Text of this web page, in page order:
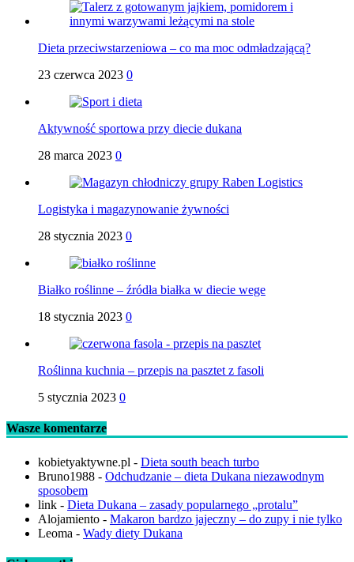
Dieta przeciwstarzeniowa – co ma moc odmładzającą?
23 czerwca 2023 0
Aktywność sportowa przy diecie dukana
28 marca 2023 0
Logistyka i magazynowanie żywności
28 stycznia 2023 0
Białko roślinne – źródła białka w diecie wege
18 stycznia 2023 0
Roślinna kuchnia – przepis na pasztet z fasoli
5 stycznia 2023 0
Wasze komentarze
kobietyaktywne.pl - Dieta south beach turbo
Bruno1988 - Odchudzanie – dieta Dukana niezawodnym
sposobem
link - Dieta Dukana – zasady popularnego „protalu”
Alojamiento - Makaron bardzo jajeczny – do zupy i nie tylko
Leoma - Wady diety Dukana